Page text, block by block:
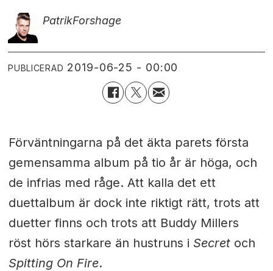
PatrikForshage
PUBLICERAD 2019-06-25 - 00:00
Förväntningarna på det äkta parets första
gemensamma album på tio år är höga, och
de infrias med råge. Att kalla det ett
duettalbum är dock inte riktigt rätt, trots att
duetter finns och trots att Buddy Millers
röst hörs starkare än hustruns i Secretoch
Spitting On Fire.